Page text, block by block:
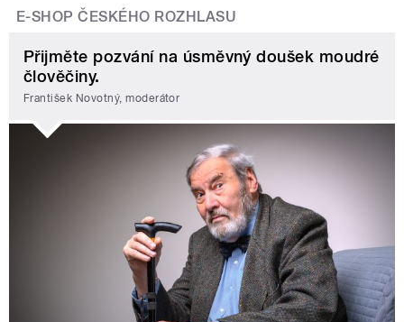
E-SHOP ČESKÉHO ROZHLASU
Přijměte pozvání na úsměvný doušek moudré
člověčiny.
František Novotný, moderátor